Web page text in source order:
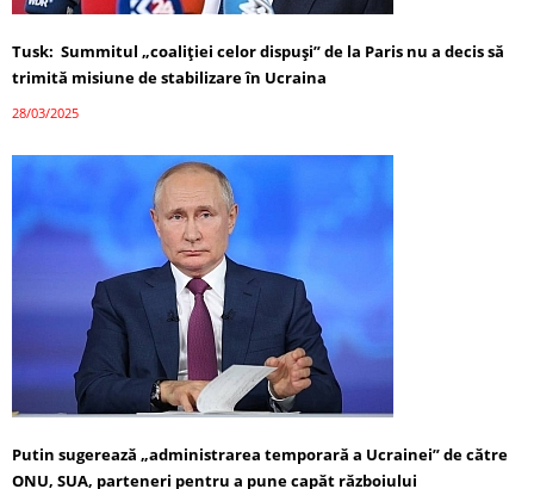
Tusk: Summitul „coaliției celor dispuși” de la Paris nu a decis să
trimită misiune de stabilizare în Ucraina
28/03/2025
Putin sugerează „administrarea temporară a Ucrainei” de către
ONU, SUA, parteneri pentru a pune capăt războiului